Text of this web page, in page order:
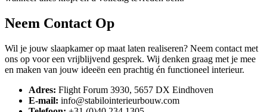
Neem Contact Op
Wil je jouw slaapkamer op maat laten realiseren? Neem contact met
ons op voor een vrijblijvend gesprek. Wij denken graag met je mee
en maken van jouw ideeën een prachtig én functioneel interieur.
Adres: Flight Forum 3930, 5657 DX Eindhoven
E-mail: info@stabilointerieurbouw.com